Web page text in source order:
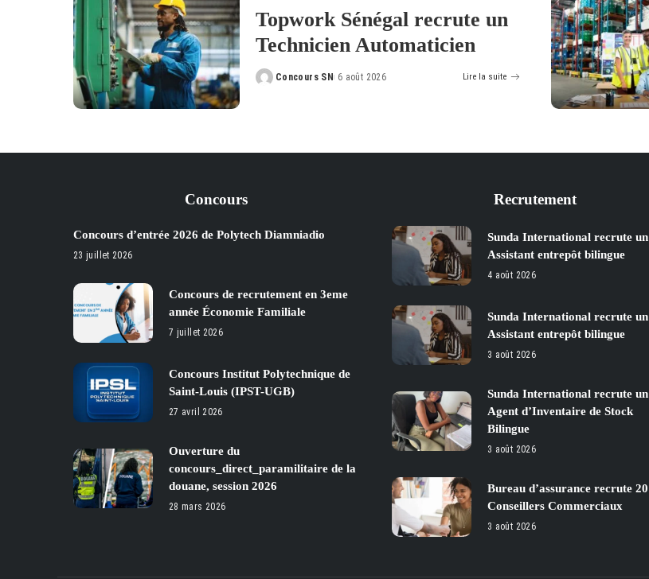
Topwork Sénégal recrute un
Technicien Automaticien
Posted
Concours SN 6 août 2026 Lire la suite
Concours
Concours d’entrée 2026 de Polytech Diamniadio
23 juillet 2026
Concours de recrutement en 3eme
année Économie Familiale
7 juillet 2026
Concours Institut Polytechnique de
Saint-Louis (IPST-UGB)
27 avril 2026
Ouverture du
concours_direct_paramilitaire de la
douane, session 2026
28 mars 2026
Recrutement
Sunda International recrute un
Assistant entrepôt bilingue
4 août 2026
Sunda International recrute un
Assistant entrepôt bilingue
3 août 2026
Sunda International recrute un
Agent d’Inventaire de Stock
Bilingue
3 août 2026
Bureau d’assurance recrute 20
Conseillers Commerciaux
3 août 2026